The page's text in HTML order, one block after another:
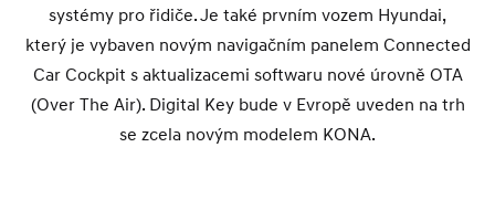
systémy pro řidiče. Je také prvním vozem Hyundai,
který je vybaven novým navigačním panelem Connected
Car Cockpit s aktualizacemi softwaru nové úrovně OTA
(Over The Air). Digital Key bude v Evropě uveden na trh
se zcela novým modelem KONA.